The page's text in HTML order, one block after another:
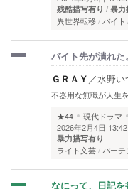
残酷描写有り 暴力
異世界転移 バイト
バイト先が潰れた
ＧＲＡＹ ／水野い
不器用な無職が人生
★44
現代ドラマ
2026年2月4日
暴力描写有り
ライト文芸 バーテ
なにって、日記を